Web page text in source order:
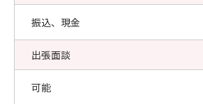
振込、現金
出張面談
可能